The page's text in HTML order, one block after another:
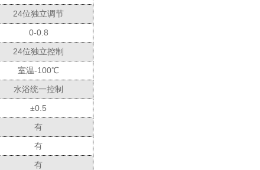
24位独立调节
0-0.8
24位独立控制
室温-100℃
水浴统一控制
±0.5
有
有
有